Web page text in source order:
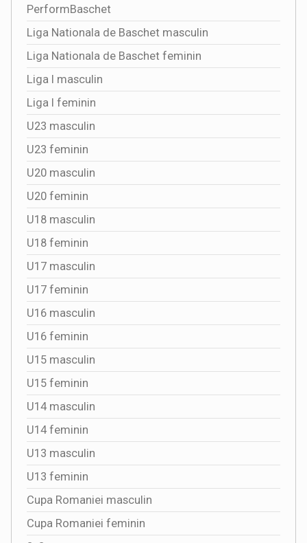
PerformBaschet
Liga Nationala de Baschet masculin
Liga Nationala de Baschet feminin
Liga I masculin
Liga I feminin
U23 masculin
U23 feminin
U20 masculin
U20 feminin
U18 masculin
U18 feminin
U17 masculin
U17 feminin
U16 masculin
U16 feminin
U15 masculin
U15 feminin
U14 masculin
U14 feminin
U13 masculin
U13 feminin
Cupa Romaniei masculin
Cupa Romaniei feminin